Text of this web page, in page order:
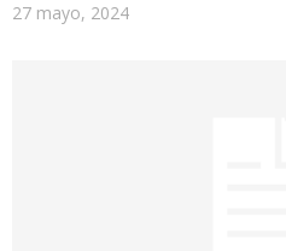
27 mayo, 2024